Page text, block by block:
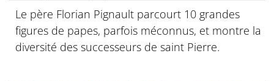
Le père Florian Pignault parcourt 10 grandes
figures de papes, parfois méconnus, et montre la
diversité des successeurs de saint Pierre.